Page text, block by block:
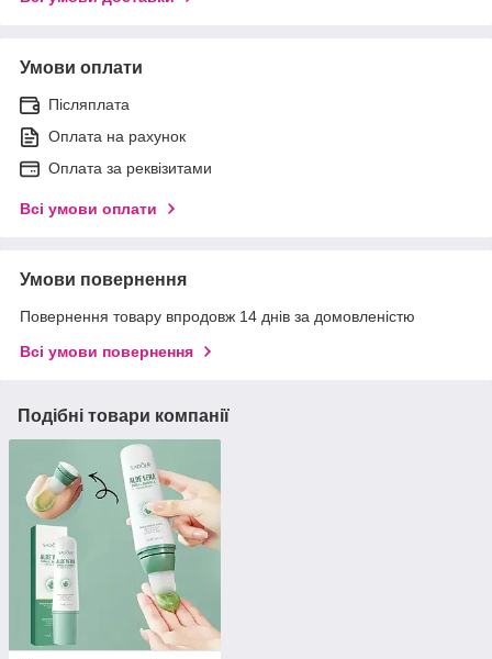
Умови оплати
Післяплата
Оплата на рахунок
Оплата за реквізитами
Всі умови оплати
Умови повернення
Повернення товару впродовж 14 днів за домовленістю
Всі умови повернення
Подібні товари компанії